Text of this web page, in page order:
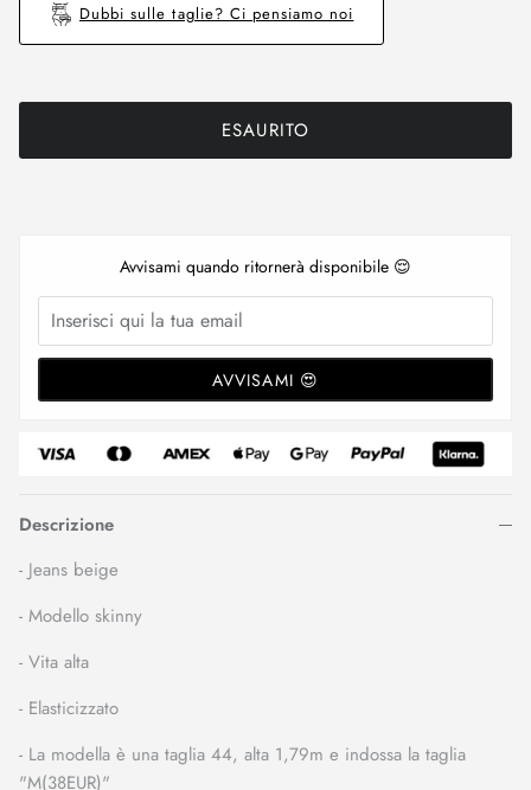
Dubbi sulle taglie? Ci pensiamo noi
ESAURITO
Avvisami quando ritornerà disponibile 😌
AVVISAMI 😍
Descrizione
- Jeans beige
- Modello skinny
- Vita alta
- Elasticizzato
- La modella è una taglia 44, alta 1,79m e indossa la taglia
"M(38EUR)"